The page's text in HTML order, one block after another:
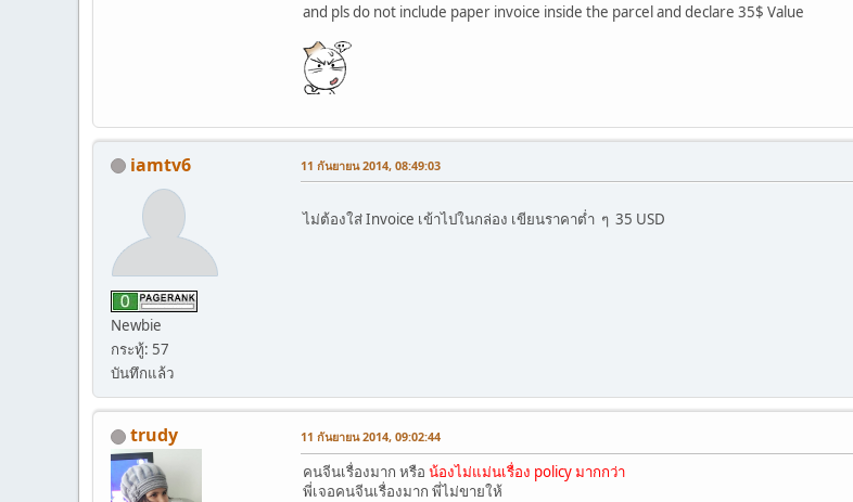
and pls do not include paper invoice inside the parcel and declare 35$ Value
iamtv6
Newbie
กระทู้: 57
บันทึกแล้ว
11 กันยายน 2014, 08:49:03
ไม่ต้องใส่ Invoice เข้าไปในกล่อง เขียนราคาต่ำ ๆ 35 USD
trudy 11 กันยายน 2014, 09:02:44
คนจีนเรื่องมาก หรือ น้องไม่แม่นเรื่อง policy มากกว่า
พี่เจอคนจีนเรื่องมาก พี่ไม่ขายให้